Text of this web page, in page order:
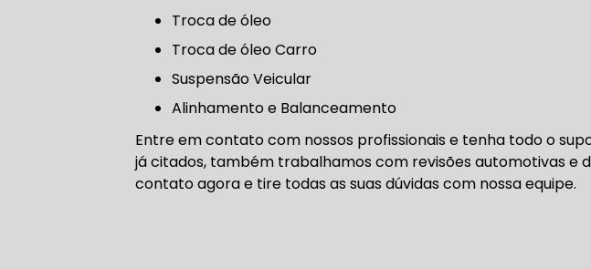
DIREÇÃO HIDRÁULICA E ELÉTRICA
troca de óleo
Troca de óleo Carro
Suspensão Veicular
Alinhamento e Balanceamento
Entre em contato com nossos profissionais e tenha todo o
já citados, também trabalhamos com revisões automotivas e
contato agora e tire todas as suas dúvidas com nossa equipe.